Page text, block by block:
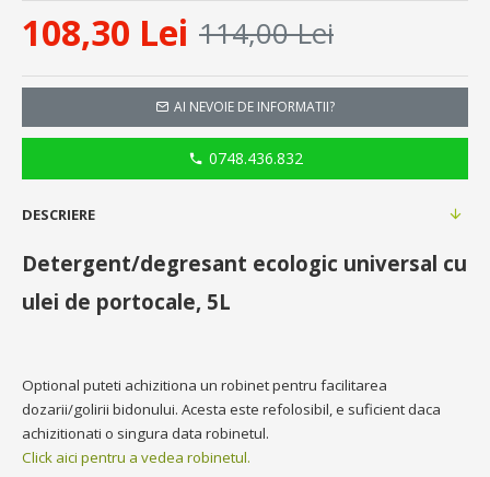
108,30 Lei 114,00 Lei
AI NEVOIE DE INFORMATII?
0748.436.832
DESCRIERE
Detergent/degresant ecologic universal cu
ulei de portocale, 5L
Optional puteti achizitiona un robinet pentru facilitarea
dozarii/golirii bidonului. Acesta este refolosibil, e suficient daca
achizitionati o singura data robinetul.
Click aici pentru a vedea robinetul.